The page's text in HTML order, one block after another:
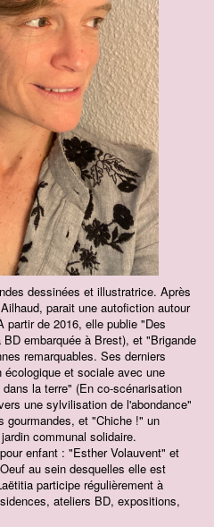
dessinées et illustratrice. Après
parait une autofiction autour
partir de 2016, elle publie "Des
embarquée à Brest), et "Brigande
remarquables. Ses derniers
et sociale avec une
la terre" (En co-scénarisation
une sylvilisation de l'abondance"
gourmandes, et "Chiche !" un
communal solidaire.
enfant : "Esther Volauvent" et
au sein desquelles elle est
participe régulièrement à
ateliers BD, expositions,